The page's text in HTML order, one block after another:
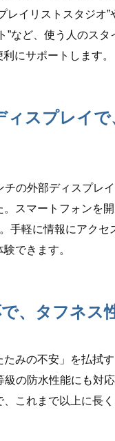
イリストスタジオ
など、使う人のス
にサポートします。
スプレイで
の外部ディスプレ
スマートフォンを
手軽に情報にアク
できます。
、タフネス
みの不安」を払拭
の防水性能にも対
これまで以上に長